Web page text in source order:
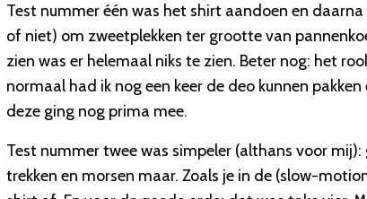
Test nummer één was het shirt aandoen en
of niet) om zweetplekken ter grootte van
zien was er helemaal niks te zien. Beter nog: het
normaal had ik nog een keer de deo kunnen
deze ging nog prima mee.
Test nummer twee was simpeler (althans voor
trekken en morsen maar. Zoals je in de (slow-